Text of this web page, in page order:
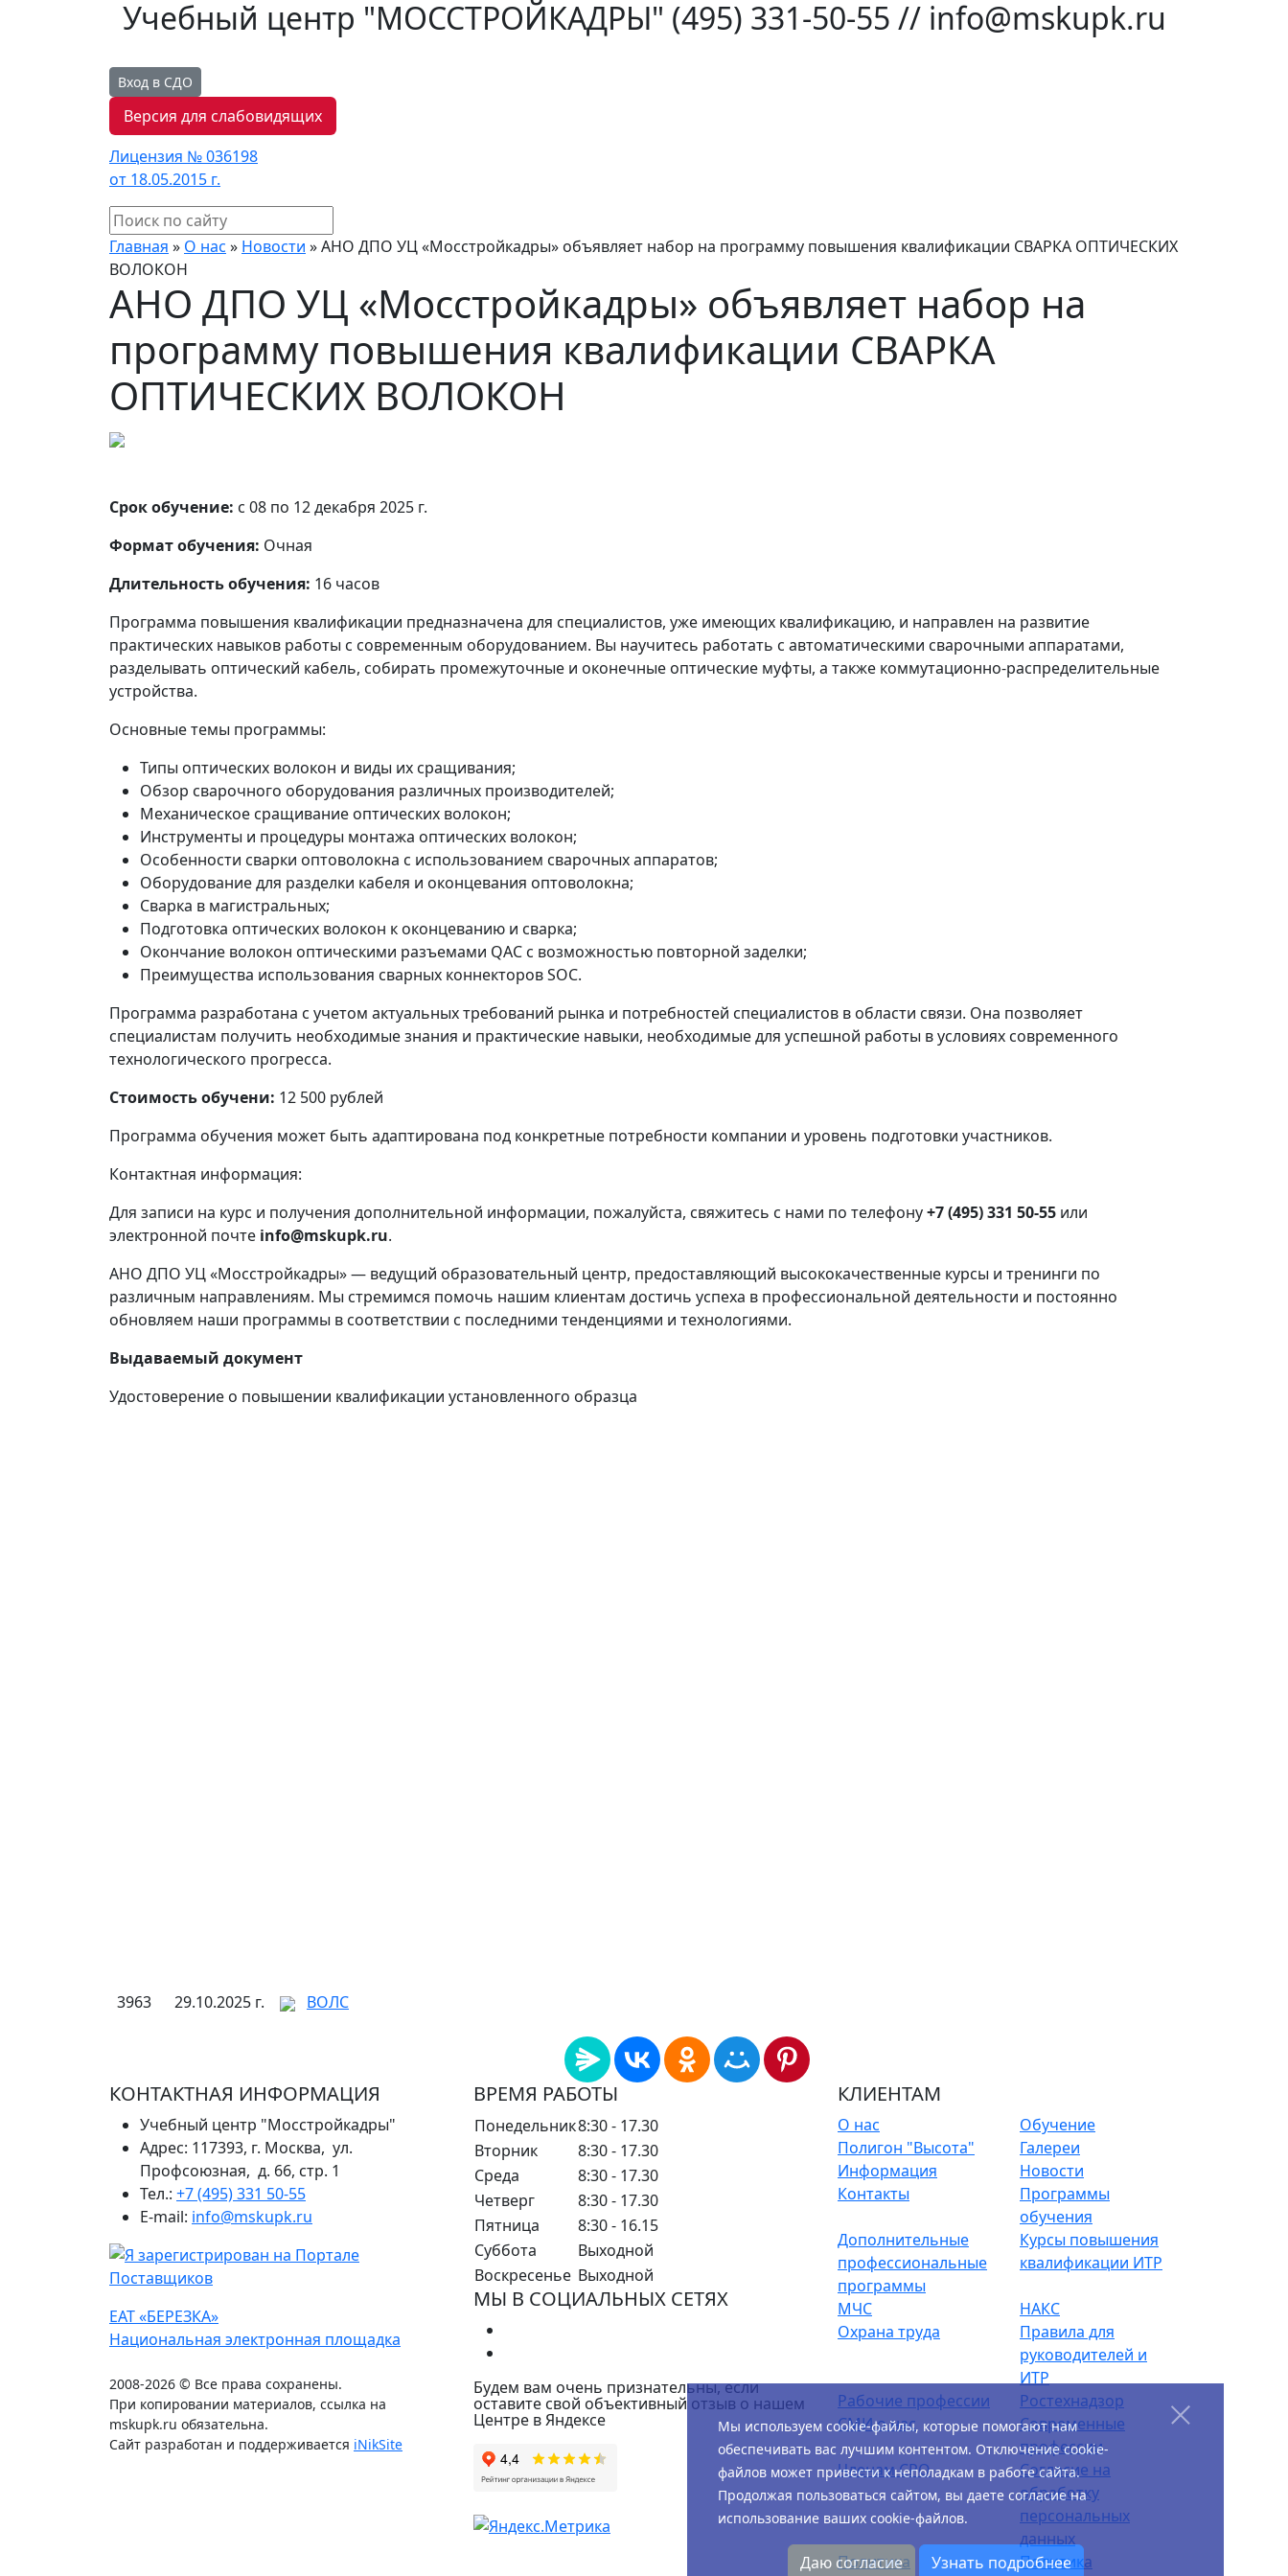
Учебный центр "МОССТРОЙКАДРЫ" (495) 331-50-55 // info@mskupk.ru
Вход в СДО
Версия для слабовидящих
Лицензия № 036198
от 18.05.2015 г.
Главная » О нас » Новости »АНО ДПО УЦ «Мосстройкадры» объявляет набор на программу повышения квалификации СВАРКА ОПТИЧЕСКИХ
ВОЛОКОН
АНО ДПО УЦ «Мосстройкадры» объявляет набор на
программу повышения квалификации СВАРКА
ОПТИЧЕСКИХ ВОЛОКОН
Срок обучение: с 08 по 12 декабря 2025 г.
Формат обучения: Очная
Длительность обучения: 16 часов
Программа повышения квалификации предназначена для специалистов, уже имеющих квалификацию, и направлен на развитие
практических навыков работы с современным оборудованием. Вы научитесь работать с автоматическими сварочными аппаратами,
разделывать оптический кабель, собирать промежуточные и оконечные оптические муфты, а также коммутационно-распределительные
устройства.
Основные темы программы:
Типы оптических волокон и виды их сращивания;
Обзор сварочного оборудования различных производителей;
Механическое сращивание оптических волокон;
Инструменты и процедуры монтажа оптических волокон;
Особенности сварки оптоволокна с использованием сварочных аппаратов;
Оборудование для разделки кабеля и оконцевания оптоволокна;
Сварка в магистральных;
Подготовка оптических волокон к оконцеванию и сварка;
Окончание волокон оптическими разъемами QAC с возможностью повторной заделки;
Преимущества использования сварных коннекторов SOC.
Программа разработана с учетом актуальных требований рынка и потребностей специалистов в области связи. Она позволяет
специалистам получить необходимые знания и практические навыки, необходимые для успешной работы в условиях современного
технологического прогресса.
Стоимость обучени: 12 500 рублей
Программа обучения может быть адаптирована под конкретные потребности компании и уровень подготовки участников.
Контактная информация:
Для записи на курс и получения дополнительной информации, пожалуйста, свяжитесь с нами по телефону+7 (495) 331 50-55 или
электронной почте info@mskupk.ru.
АНО ДПО УЦ «Мосстройкадры» — ведущий образовательный центр, предоставляющий высококачественные курсы и тренинги по
различным направлениям. Мы стремимся помочь нашим клиентам достичь успеха в профессиональной деятельности и постоянно
обновляем наши программы в соответствии с последними тенденциями и технологиями.
Выдаваемый документ
Удостоверение о повышении квалификации установленного образца
3963 29.10.2025 г. ВОЛС
КОНТАКТНАЯ ИНФОРМАЦИЯ
Учебный центр "Мосстройкадры"
Адрес: 117393, г. Москва, ул.
Профсоюзная, д. 66, стр. 1
Тел.: +7 (495) 331 50-55
E-mail: info@mskupk.ru
ЕАТ «БЕРЕЗКА»
Национальная электронная площадка
2008-2026 © Все права сохранены.
При копировании материалов, ссылка на
mskupk.ru обязательна.
Сайт разработан и поддерживается iNikSite
ВРЕМЯ РАБОТЫ
Понедельник8:30 - 17.30
Вторник
8:30 - 17.30
Среда
8:30 - 17.30
Четверг
8:30 - 17.30
Пятница
8:30 - 16.15
Суббота
Выходной
Воскресенье Выходной
МЫ В СОЦИАЛЬНЫХ СЕТЯХ
Будем вам очень признательны, если
оставите свой объективный отзыв о нашем
Центре в Яндексе
КЛИЕНТАМ
О нас
Обучение
Полигон "Высота"
Галереи
Информация
Новости
Контакты
Программы
обучения
Дополнительные
профессиональные
программы
Курсы повышения
квалификации ИТР
МЧС
НАКС
Охрана труда
Правила для
руководителей и
ИТР
Рабочие профессии
Ростехнадзор
СМИ о нас
Современные
профессии
Членам СРО
Согласие на
обработку
персональных
данных
Политика
Политика
Мы используем cookie-файлы, которые помогают нам
обеспечивать вас лучшим контентом. Отключение cookie-
файлов может привести к неполадкам в работе сайта.
Продолжая пользоваться сайтом, вы даете согласие на
использование ваших cookie-файлов.
Даю согласие Узнать подробнее